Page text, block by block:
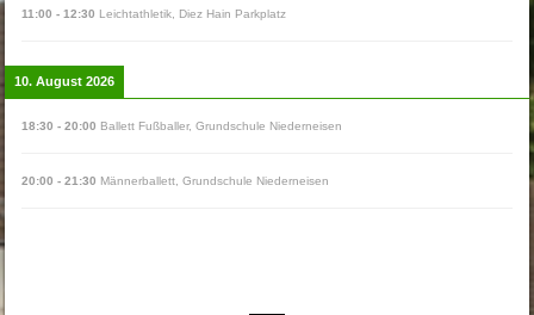
11:00 -12:30 Leichtathletik Diez Hain Parkplatz
10. August 2026
18:30 -20:00 Ballett Fußballer,Grundschule Niederneisen
20:00 -21:30 Männerballett,Grundschule Niederneisen